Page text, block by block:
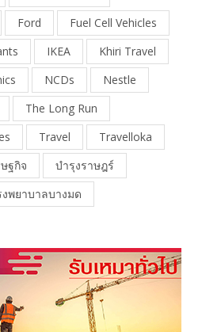
Ford
Fuel Cell Vehicles
IKEA
Khiri Travel
NCDs
Nestle
The Long Run
Travel
Travelloka
ฐกิจ
บำรุงราษฎร์
งพยาบาลบางมด